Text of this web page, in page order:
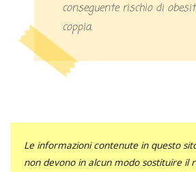
conseguente rischio di
coppia.
Le informazioni contenute in questo
non devono in alcun modo sostituire